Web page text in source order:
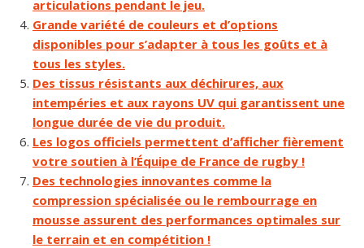
articulations pendant le jeu.
Grande variété de couleurs et d’options
disponibles pour s’adapter à tous les goûts et à
tous les styles.
Des tissus résistants aux déchirures, aux
intempéries et aux rayons UV qui garantissent une
longue durée de vie du produit.
Les logos officiels permettent d’afficher fièrement
votre soutien à l’Équipe de France de rugby !
Des technologies innovantes comme la
compression spécialisée ou le rembourrage en
mousse assurent des performances optimales sur
le terrain et en compétition !